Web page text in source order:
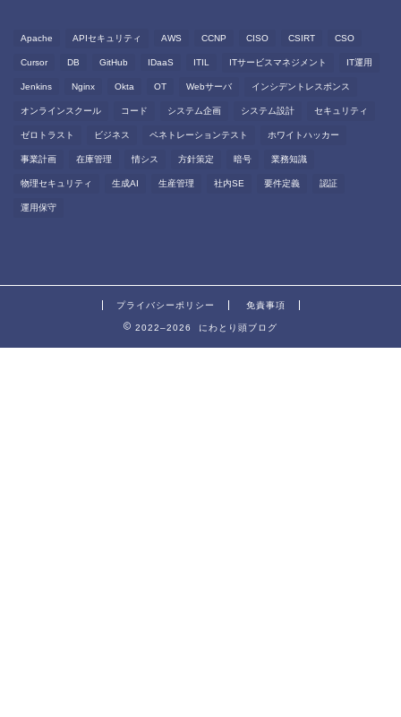
Apache APIセキュリティ AWS CCNP CISO CSIRT CSO
Cursor DB GitHub IDaaS ITIL ITサービスマネジメント IT運用
Jenkins Nginx Okta OT Webサーバ インシデントレスポンス
オンラインスクール コード システム企画 システム設計 セキュリティ
ゼロトラスト ビジネス ペネトレーションテスト ホワイトハッカー
事業計画 在庫管理 情シス 方針策定 暗号 業務知識
物理セキュリティ 生成AI 生産管理 社内SE 要件定義 認証
運用保守
プライバシーポリシー 免責事項
2022–2026 にわとり頭ブログ